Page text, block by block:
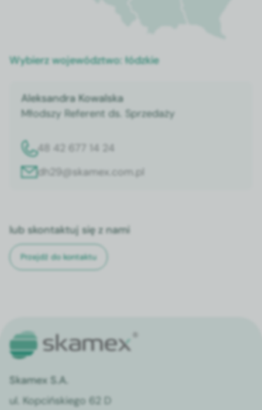
Wybierz województwo:łódzkie
Aleksandra Kowalska
Młodszy Referent ds. Sprzedaży
48 42 677 14 24
dh29@skamex.com.pl
lub skontaktuj się z nami
Przejdź do kontaktu
Skamex S.A.
ul. Kopcińskiego 62 D